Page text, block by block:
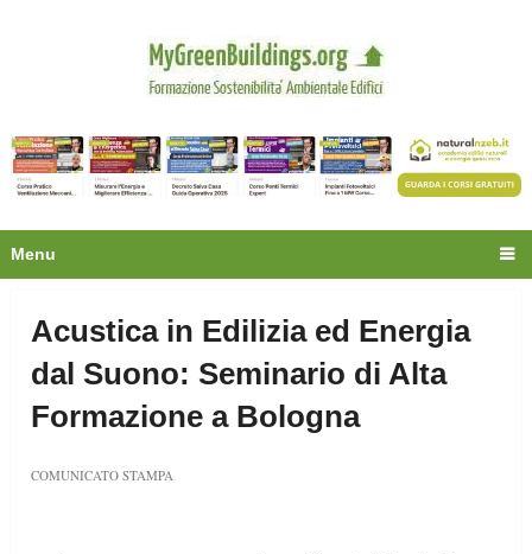
Menu
Acustica in Edilizia ed Energia
dal Suono: Seminario di Alta
Formazione a Bologna
COMUNICATO STAMPA
Privacy
Oltre 30.000 tecnici
fanno già parte della